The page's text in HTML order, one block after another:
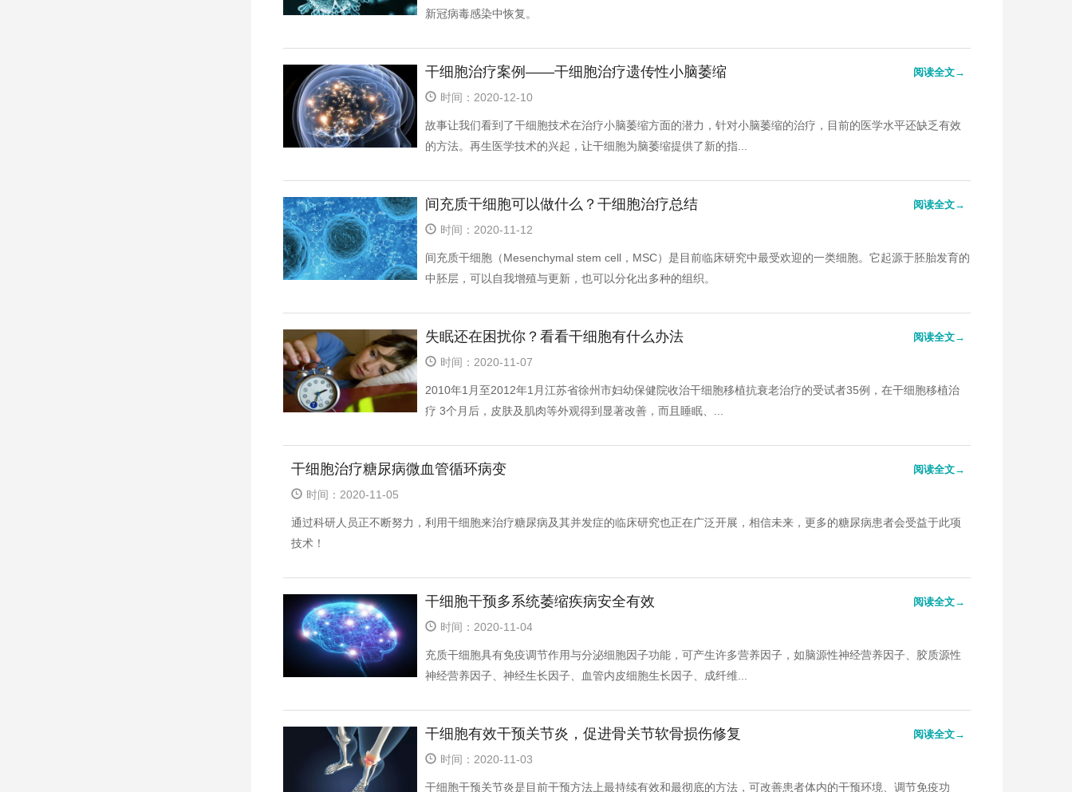
新冠病毒感染中恢复。
干细胞治疗案例——干细胞治疗遗传性小脑萎缩 阅读全文→
时间：2020-12-10
故事让我们看到了干细胞技术在治疗小脑萎缩方面的潜力，针对小脑萎缩的治疗，目前的医学水平还缺乏有效
的方法。再生医学技术的兴起，让干细胞为脑萎缩提供了新的指...
间充质干细胞可以做什么？干细胞治疗总结 阅读全文→
时间：2020-11-12
间充质干细胞（Mesenchymal stem cell，MSC）是目前临床研究中最受欢迎的一类细胞。它起源于胚胎发育的
中胚层，可以自我增殖与更新，也可以分化出多种的组织。
失眠还在困扰你？看看干细胞有什么办法 阅读全文→
时间：2020-11-07
2010年1月至2012年1月江苏省徐州市妇幼保健院收治干细胞移植抗衰老治疗的受试者35例，在干细胞移植治
疗 3个月后，皮肤及肌肉等外观得到显著改善，而且睡眠、...
干细胞治疗糖尿病微血管循环病变 阅读全文→
时间：2020-11-05
通过科研人员正不断努力，利用干细胞来治疗糖尿病及其并发症的临床研究也正在广泛开展，相信未来，更多的糖尿病患者会受益于此项
技术！
干细胞干预多系统萎缩疾病安全有效 阅读全文→
时间：2020-11-04
充质干细胞具有免疫调节作用与分泌细胞因子功能，可产生许多营养因子，如脑源性神经营养因子、胶质源性
神经营养因子、神经生长因子、血管内皮细胞生长因子、成纤维...
干细胞有效干预关节炎，促进骨关节软骨损伤修复 阅读全文→
时间：2020-11-03
干细胞干预关节炎是目前干预方法上最持续有效和最彻底的方法，可改善患者体内的干预环境、调节免疫功